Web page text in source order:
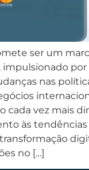
ser um
por
nas
cada vez mais
às
no […]